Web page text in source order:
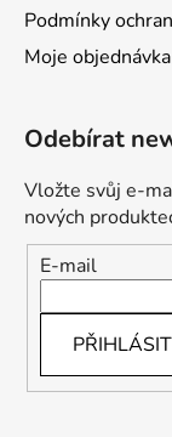
Podmínky
Moje objednávka
Odebírat
Vložte svůj e-
nových
E-mail